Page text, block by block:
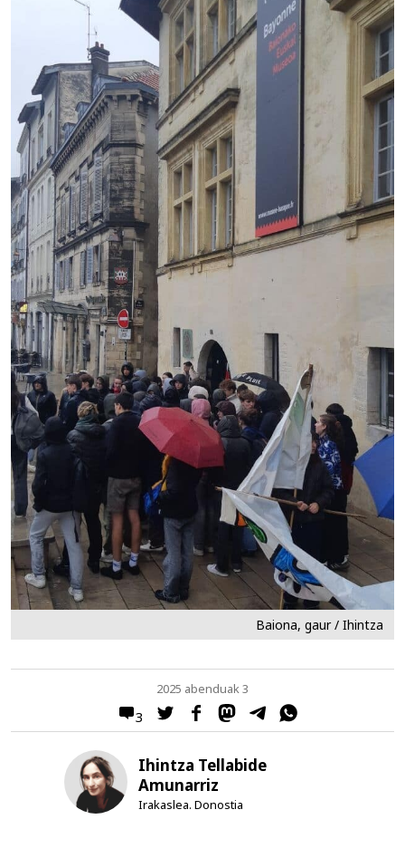
Baiona, gaur / Ihintza
3
2025 abenduak 3
Ihintza Tellabide
Amunarriz
Irakaslea. Donostia